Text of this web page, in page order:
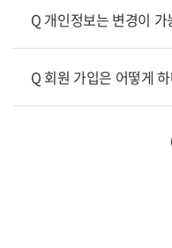
Q 개인정보는 변경이 가
Q 회원 가입은 어떻게